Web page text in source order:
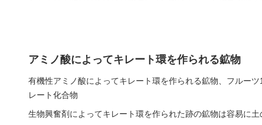
アミノ酸によってキレート環を作られる鉱物
有機性アミノ酸によってキレート環を作られる鉱物、フルー
レート化合物
生物興奮剤によってキレート環を作られた跡の鉱物は容易に